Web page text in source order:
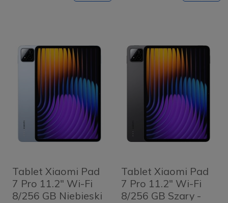
Tablet Xiaomi Pad
7 Pro 11.2" Wi-Fi
8/256 GB Niebieski
Tablet Xiaomi Pad
7 Pro 11.2" Wi-Fi
8/256 GB Szary -